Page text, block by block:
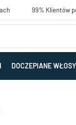
99% Klientów
DOCZEPIANE WŁOSY